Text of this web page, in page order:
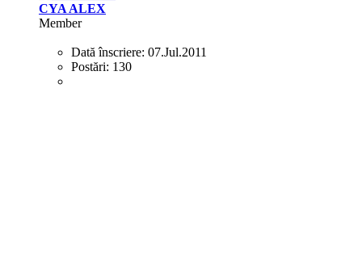
CYA ALEX
Member
Dată înscriere: 07.Jul.2011
Postări: 130